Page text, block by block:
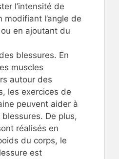
l’intensité de
modifiant l’angle de
en ajoutant du
blessures. En
muscles
autour des
les exercices de
peuvent aider à
De plus,
réalisés en
du corps, le
est